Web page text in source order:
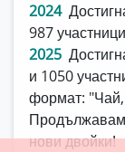
2024
987
2025
и 1050
формат: "Чай,
нови двойки!